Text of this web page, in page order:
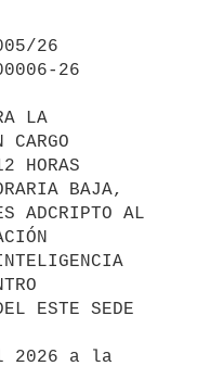
26
LA
HORAS
BAJA,
ADCRIPTO AL
ESTE SEDE
2026 a la